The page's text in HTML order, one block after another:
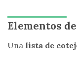
Elementos
Una lista de